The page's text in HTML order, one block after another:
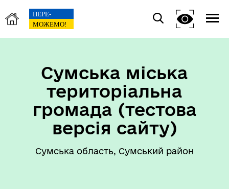
Сумська міська
територіальна
громада (тестова
версія сайту)
Сумська область, Сумський район